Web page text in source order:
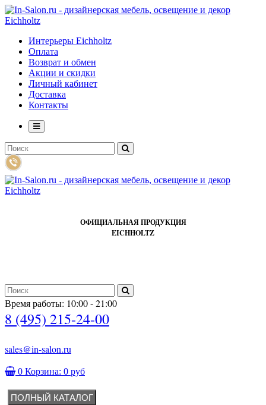
Интерьеры Eichholtz
Оплата
Возврат и обмен
Акции и скидки
Личный кабинет
Доставка
Контакты
ОФИЦИАЛЬНАЯ ПРОДУКЦИЯ
EICHHOLTZ
Время работы: 10:00 - 21:00
8 (495) 215-24-00
sales@in-salon.ru
0 Корзина: 0 руб
ПОЛНЫЙ КАТАЛОГ